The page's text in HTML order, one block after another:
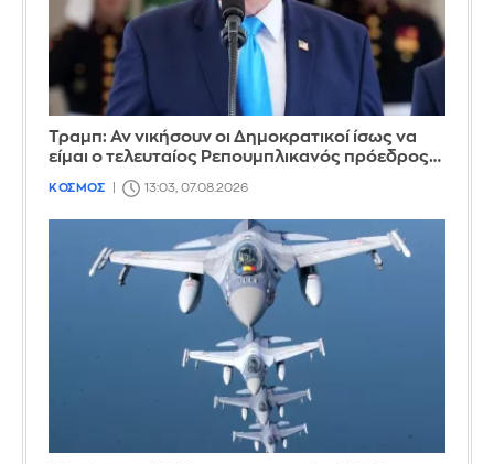
Τραμπ: Αν νικήσουν οι Δημοκρατικοί ίσως να
είμαι ο τελευταίος Ρεπουμπλικανός πρόεδρος…
ΚΟΣΜΟΣ 13:03, 07.08.2026